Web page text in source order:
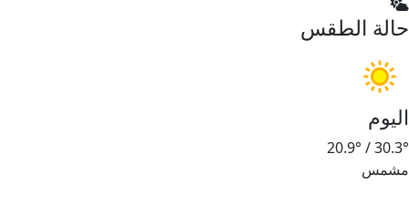
حالة الطقس
اليوم
30.3°
/
20.9°
مشمس